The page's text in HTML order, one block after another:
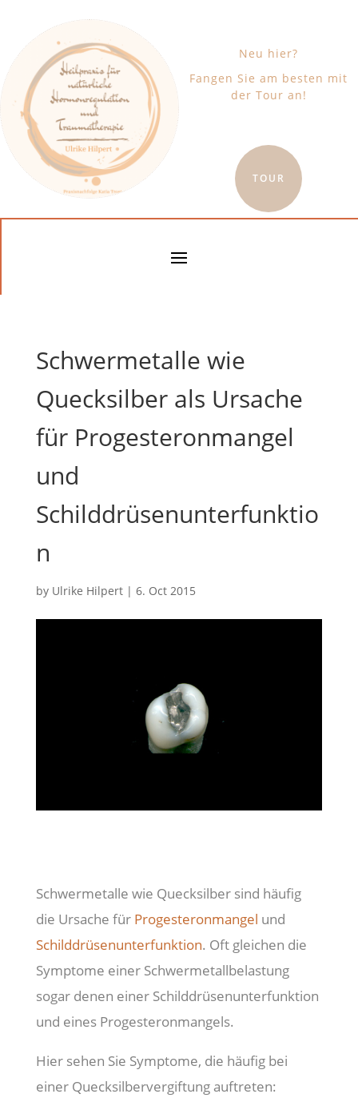
Neu hier?
Fangen Sie am besten mit
der Tour an!
TOUR
Schwermetalle wie
Quecksilber als Ursache
für Progesteronmangel
und
Schilddrüsenunterfunktio
n
by Ulrike Hilpert| 6. Oct 2015
Schwermetalle wie Quecksilber sind häufig
die Ursache für Progesteronmangel und
Schilddrüsenunterfunktion. Oft gleichen die
Symptome einer Schwermetallbelastung
sogar denen einer Schilddrüsenunterfunktion
und eines Progesteronmangels.
Hier sehen Sie Symptome, die häufig bei
einer Quecksilbervergiftung auftreten: